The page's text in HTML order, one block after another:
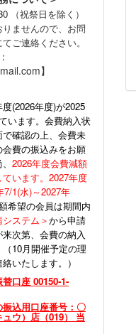
（祝祭日を除く）
ませんので、お問
ご連絡ください。
】
度(2026年度)が2025
います。会費納入状
確認の上、会費未
費の振込みをお願
2026年度会費減額
います。2027年度
7/1(水)～2027年
希望の会員は期間内
ステム＞から申請
次第、会費の納入
10月開催予定の理
いたします。）
口座 00150-1-
込用口座番号：〇
ウ）店（019） 当